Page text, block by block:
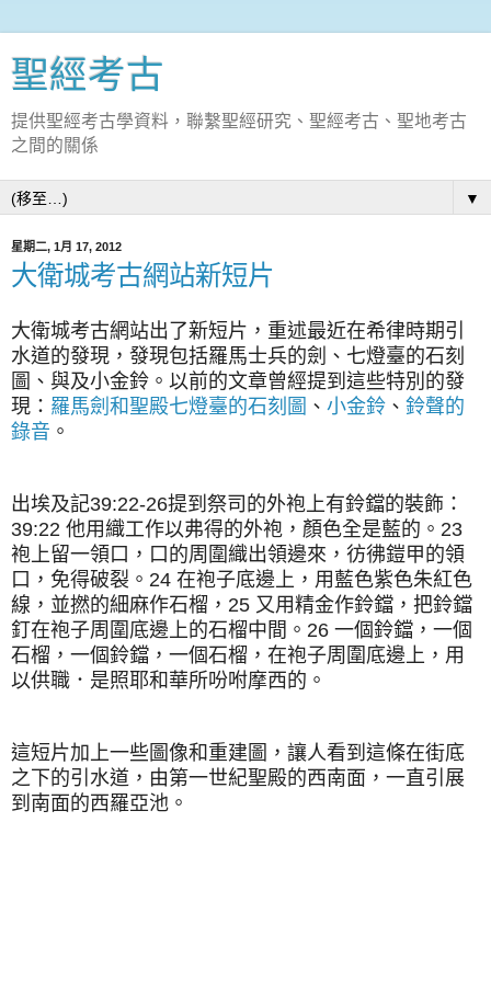
聖經考古
提供聖經考古學資料，聯繫聖經研究、聖經考古、聖地考古
之間的關係
▼
星期二, 1月 17, 2012
大衛城考古網站新短片
大衛城考古網站出了新短片，重述最近在希律時期引
水道的發現，發現包括羅馬士兵的劍、七燈臺的石刻
圖、與及小金鈴。以前的文章曾經提到這些特別的發
現： 羅馬劍和聖殿七燈臺的石刻圖 、 小金鈴 、 鈴聲的
錄音 。
出埃及記39:22-26提到祭司的外袍上有鈴鐺的裝飾：
39:22 他用織工作以弗得的外袍，顏色全是藍的。23
袍上留一領口，口的周圍織出領邊來，彷彿鎧甲的領
口，免得破裂。24 在袍子底邊上，用藍色紫色朱紅色
線，並撚的細麻作石榴，25 又用精金作鈴鐺，把鈴鐺
釘在袍子周圍底邊上的石榴中間。26 一個鈴鐺，一個
石榴，一個鈴鐺，一個石榴，在袍子周圍底邊上，用
以供職．是照耶和華所吩咐摩西的。
這短片加上一些圖像和重建圖，讓人看到這條在街底
之下的引水道，由第一世紀聖殿的西南面，一直引展
到南面的西羅亞池。